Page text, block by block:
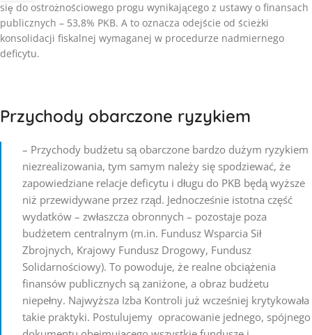
się do ostrożnościowego progu wynikającego z ustawy o finansach
publicznych – 53,8% PKB. A to oznacza odejście od ścieżki
konsolidacji fiskalnej wymaganej w procedurze nadmiernego
deficytu.
Przychody obarczone ryzykiem
– Przychody budżetu są obarczone bardzo dużym ryzykiem
niezrealizowania, tym samym należy się spodziewać, że
zapowiedziane relacje deficytu i długu do PKB będą wyższe
niż przewidywane przez rząd. Jednocześnie istotna część
wydatków – zwłaszcza obronnych – pozostaje poza
budżetem centralnym (m.in. Fundusz Wsparcia Sił
Zbrojnych, Krajowy Fundusz Drogowy, Fundusz
Solidarnościowy). To powoduje, że realne obciążenia
finansów publicznych są zaniżone, a obraz budżetu
niepełny. Najwyższa Izba Kontroli już wcześniej krytykowała
takie praktyki. Postulujemy opracowanie jednego, spójnego